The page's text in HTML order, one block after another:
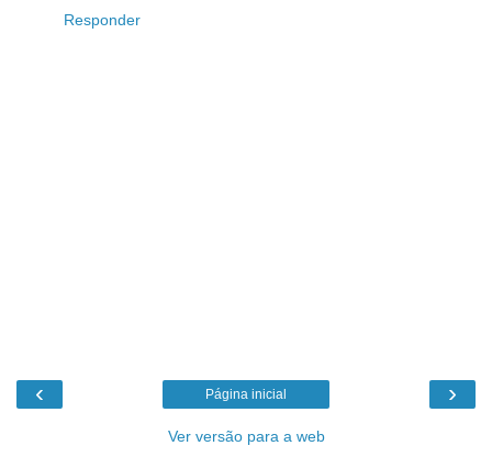
Responder
‹ ›
Página inicial
Ver versão para a web